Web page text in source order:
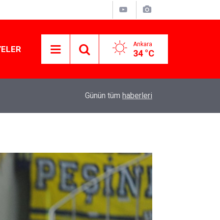
Ankara
34 °C
Kanlı saldırıların ardından okullarda yeni
Günün tüm haberleri